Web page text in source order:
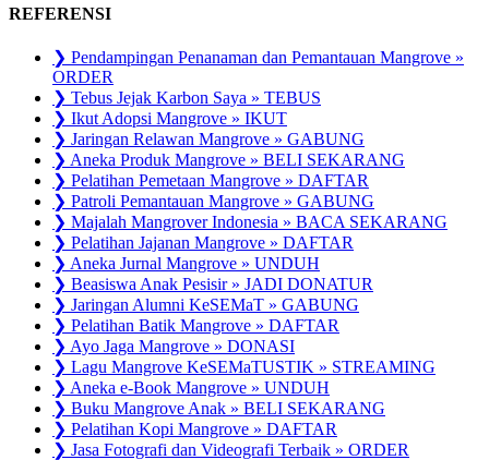
REFERENSI
❯ Pendampingan Penanaman dan Pemantauan Mangrove »
ORDER
❯ Tebus Jejak Karbon Saya » TEBUS
❯ Ikut Adopsi Mangrove » IKUT
❯ Jaringan Relawan Mangrove » GABUNG
❯ Aneka Produk Mangrove » BELI SEKARANG
❯ Pelatihan Pemetaan Mangrove » DAFTAR
❯ Patroli Pemantauan Mangrove » GABUNG
❯ Majalah Mangrover Indonesia » BACA SEKARANG
❯ Pelatihan Jajanan Mangrove » DAFTAR
❯ Aneka Jurnal Mangrove » UNDUH
❯ Beasiswa Anak Pesisir » JADI DONATUR
❯ Jaringan Alumni KeSEMaT » GABUNG
❯ Pelatihan Batik Mangrove » DAFTAR
❯ Ayo Jaga Mangrove » DONASI
❯ Lagu Mangrove KeSEMaTUSTIK » STREAMING
❯ Aneka e-Book Mangrove » UNDUH
❯ Buku Mangrove Anak » BELI SEKARANG
❯ Pelatihan Kopi Mangrove » DAFTAR
❯ Jasa Fotografi dan Videografi Terbaik » ORDER